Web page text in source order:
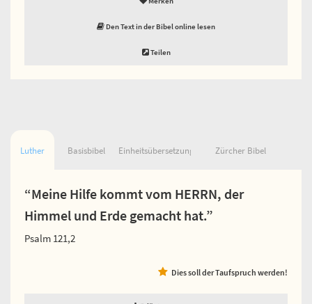
Den Text in der Bibel online lesen
Teilen
Luther Basisbibel Einheitsübersetzung Zürcher Bibel
“Meine Hilfe kommt vom HERRN, der
Himmel und Erde gemacht hat.”
Psalm 121,2
Dies soll der Taufspruch werden!